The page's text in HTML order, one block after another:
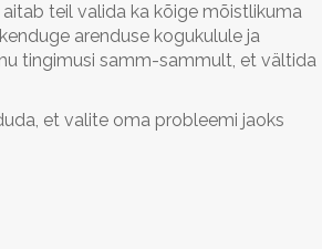
teil valida ka kõige mõistlikuma
arenduse kogukulule ja
tingimusi samm-sammult, et vältida
et valite oma probleemi jaoks